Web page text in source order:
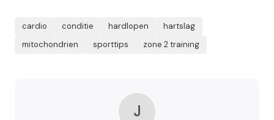
cardio conditie hardlopen
hartslag
mitochondrien
sporttips zone 2 training
J